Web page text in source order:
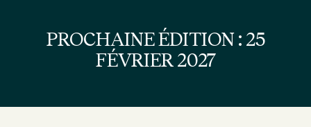
PROCHAINE ÉDITION : 25
FÉVRIER 2027